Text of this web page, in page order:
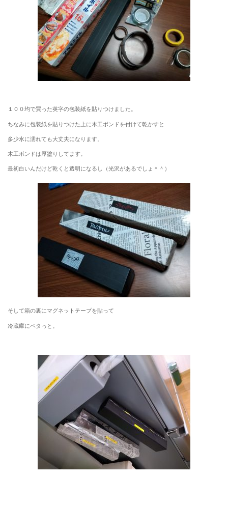
１００均で買った英字の包装紙を貼りつけました。
ちなみに包装紙を貼りつけた上に木工ボンドを付けて乾かすと
多少水に濡れても大丈夫になります。
木工ボンドは厚塗りしてます。
最初白いんだけど乾くと透明になるし（光沢があるでしょ＾＾）
そして箱の裏にマグネットテープを貼って
冷蔵庫にペタっと。